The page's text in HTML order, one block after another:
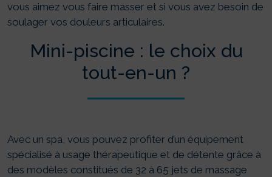
vous aimez vous faire masser et si vous avez besoin de
soulager vos douleurs articulaires.
Mini-piscine : le choix du
tout-en-un ?
Avec un spa, vous pouvez profiter d’un équipement
spécialisé à usage thérapeutique et de détente grâce à
des modèles constitués de 32 à 65 jets de massage